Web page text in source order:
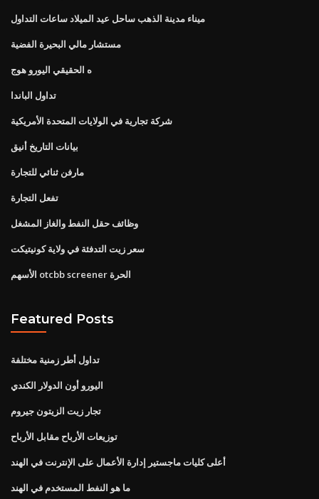
ميناء مدينة الذهب ساحل عيد الميلاد ساعات التداول
مستشار مالي البحيرة الفضية
ه الحقيقي اليورو هوج
تداول الباندا
شركة تجارية في الولايات المتحدة الأمريكية
بيانات التاريخ أنيق
مارفن ثنائي للتجارة
تفعل التجارة
وظائف حقل النفط والغاز المشغل
سعر زيت التدفئة في ولاية كونيتيكت
الأسهم otcbb screener الحرة
Featured Posts
تداول أطر زمنية مختلفة
اليورو أون الدولار الكندي
تجار زيت الزيتون جيروم
توزيعات الأرباح مقابل الأرباح
أعلى كليات ماجستير إدارة الأعمال على الإنترنت في الهند
ما هو النفط المستخدم في الهند